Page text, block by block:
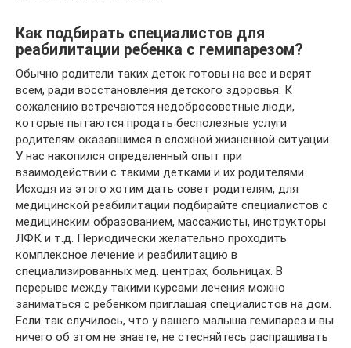
Как подбирать специалистов для
реабилитации ребенка с гемипарезом?
Обычно родители таких деток готовы на все и верят
всем, ради восстановления детского здоровья. К
сожалению встречаются недобросоветные люди,
которые пытаются продать бесполезные услуги
родителям оказавшимся в сложной жизненной ситуации.
У нас накопился определенный опыт при
взаимодействии с такими детками и их родителями.
Исходя из этого хотим дать совет родителям, для
медицинской реабилитации подбирайте специалистов с
медицинским образованием, массажисты, инструкторы
ЛФК и т.д. Периодически желательно проходить
комплексное лечение и реабилитацию в
специализированных мед. центрах, больницах. В
перерыве между такими курсами лечения можно
заниматься с ребенком приглашая специалистов на дом.
Если так случилось, что у вашего малыша гемипарез и вы
ничего об этом не знаете, не стесняйтесь распрашивать